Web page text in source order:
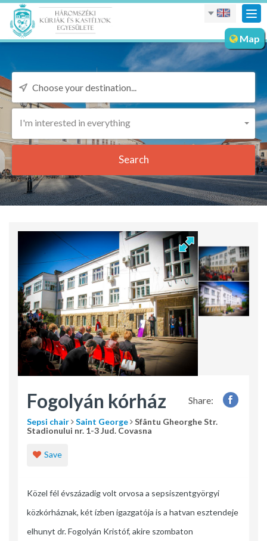
Map
I'm interested in everything
Search
Share:
Fogolyán kórház
Sepsi chair Saint George
Sfântu Gheorghe Str.
Stadionului nr. 1-3 Jud. Covasna
Save
Közel fél évszázadig volt orvosa a sepsiszentgyörgyi
közkórháznak, két ízben igazgatója is a hatvan esztendeje
elhunyt dr. Fogolyán Kristóf, akire szombaton